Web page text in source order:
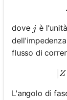
dove j
j è
flusso di
Z
L'angolo di